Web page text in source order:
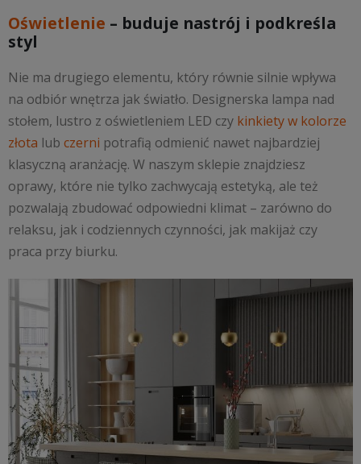
Oświetlenie – buduje nastrój i podkreśla
styl
Nie ma drugiego elementu, który równie silnie wpływa
na odbiór wnętrza jak światło. Designerska lampa nad
stołem, lustro z oświetleniem LED czy kinkiety w kolorze
złota lub czerni potrafią odmienić nawet najbardziej
klasyczną aranżację. W naszym sklepie znajdziesz
oprawy, które nie tylko zachwycają estetyką, ale też
pozwalają zbudować odpowiedni klimat – zarówno do
relaksu, jak i codziennych czynności, jak makijaż czy
praca przy biurku.